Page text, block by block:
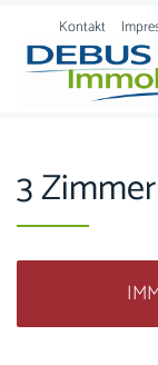
Skip to content
Kontakt
3 Zimmer